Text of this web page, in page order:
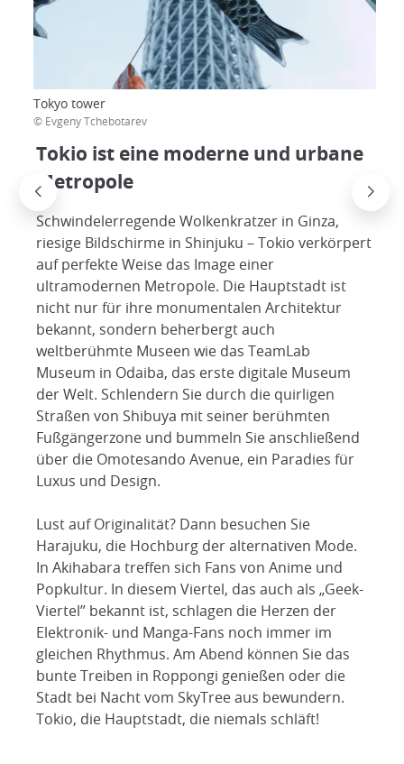
Tokyo tower
© Evgeny Tchebotarev
Tokio ist eine moderne und urbane
Metropole
Schwindelerregende Wolkenkratzer in Ginza,
riesige Bildschirme in Shinjuku – Tokio verkörpert
auf perfekte Weise das Image einer
ultramodernen Metropole. Die Hauptstadt ist
nicht nur für ihre monumentalen Architektur
bekannt, sondern beherbergt auch
weltberühmte Museen wie das TeamLab
Museum in Odaiba, das erste digitale Museum
der Welt. Schlendern Sie durch die quirligen
Straßen von Shibuya mit seiner berühmten
Fußgängerzone und bummeln Sie anschließend
über die Omotesando Avenue, ein Paradies für
Luxus und Design.
Lust auf Originalität? Dann besuchen Sie
Harajuku, die Hochburg der alternativen Mode.
In Akihabara treffen sich Fans von Anime und
Popkultur. In diesem Viertel, das auch als „Geek-
Viertel” bekannt ist, schlagen die Herzen der
Elektronik- und Manga-Fans noch immer im
gleichen Rhythmus. Am Abend können Sie das
bunte Treiben in Roppongi genießen oder die
Stadt bei Nacht vom SkyTree aus bewundern.
Tokio, die Hauptstadt, die niemals schläft!